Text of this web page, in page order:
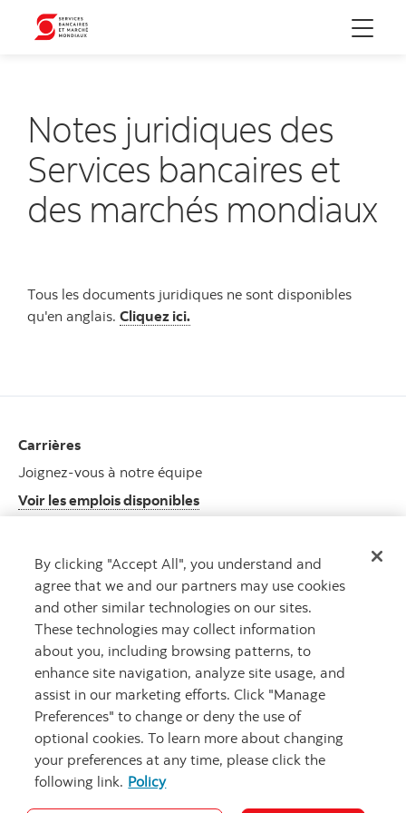
Menu
Notes juridiques des
Services bancaires et
des marchés mondiaux
Tous les documents juridiques ne sont disponibles
qu'en anglais. Cliquez ici.
Carrières
Joignez-vous à notre équipe
Voir les emplois disponibles
Dernières nouvelles
Récents communiqués de presse
Notes juridiques Confidentialité Accessibilité
By clicking "Accept All", you understand and
agree that we and our partners may use cookies
and other similar technologies on our sites.
These technologies may collect information
about you, including browsing patterns, to
enhance site navigation, analyze site usage, and
assist in our marketing efforts. Click "Manage
Preferences" to change or deny the use of
optional cookies. To learn more about changing
your preferences at any time, please click the
following link. Policy